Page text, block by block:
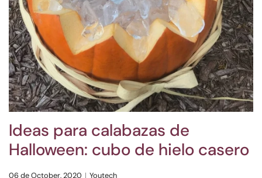
Ideas para calabazas de
Halloween: cubo de hielo casero
06 de October, 2020 Youtech